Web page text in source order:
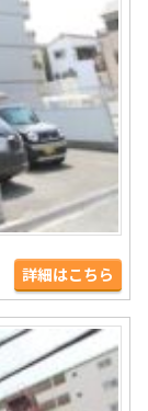
詳細はこちら